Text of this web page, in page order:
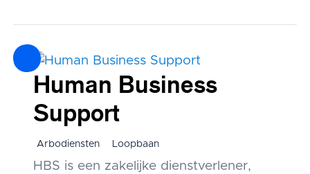
Human Business
Support
Arbodiensten Loopbaan
HBS is een zakelijke dienstverlener,